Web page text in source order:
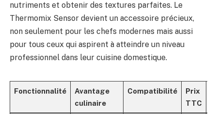
nutriments et obtenir des textures parfaites. Le
Thermomix Sensor devient un accessoire précieux,
non seulement pour les chefs modernes mais aussi
pour tous ceux qui aspirent à atteindre un niveau
professionnel dans leur cuisine domestique.
Fonctionnalité
Avantage
culinaire
Compatibilité
Prix
TTC